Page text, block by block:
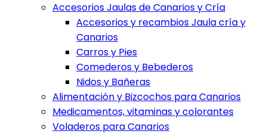
Accesorios Jaulas de Canarios y Cría
Accesorios y recambios Jaula cría y
Canarios
Carros y Pies
Comederos y Bebederos
Nidos y Bañeras
Alimentación y Bizcochos para Canarios
Medicamentos, vitaminas y colorantes
Voladeros para Canarios